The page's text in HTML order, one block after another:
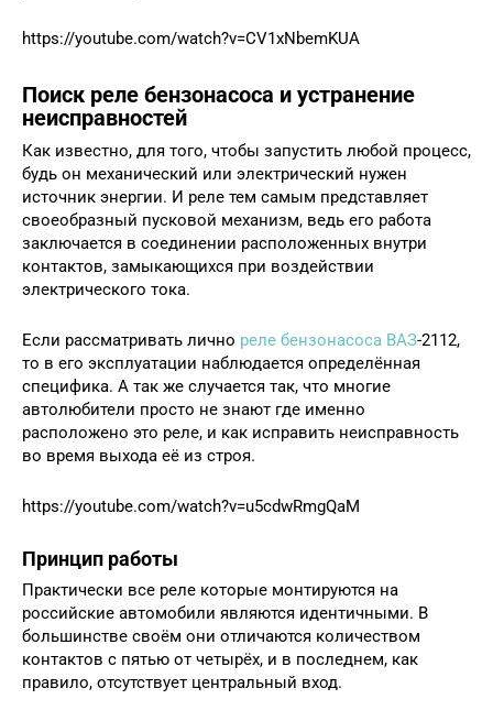
https://youtube.com/watch?v=CV1xNbemKUA
Поиск реле бензонасоса и устранение
неисправностей
Как известно, для того, чтобы запустить любой процесс,
будь он механический или электрический нужен
источник энергии. И реле тем самым представляет
своеобразный пусковой механизм, ведь его работа
заключается в соединении расположенных внутри
контактов, замыкающихся при воздействии
электрического тока.
Если рассматривать лично реле бензонасоса ВАЗ-2112,
то в его эксплуатации наблюдается определённая
специфика. А так же случается так, что многие
автолюбители просто не знают где именно
расположено это реле, и как исправить неисправность
во время выхода её из строя.
https://youtube.com/watch?v=u5cdwRmgQaM
Принцип работы
Практически все реле которые монтируются на
российские автомобили являются идентичными. В
большинстве своём они отличаются количеством
контактов с пятью от четырёх, и в последнем, как
правило, отсутствует центральный вход.